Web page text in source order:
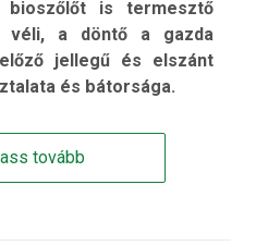
bioszőlőt is termesztő
véli, a döntő a gazda
jellegű és elszánt
és bátorsága.
tovább